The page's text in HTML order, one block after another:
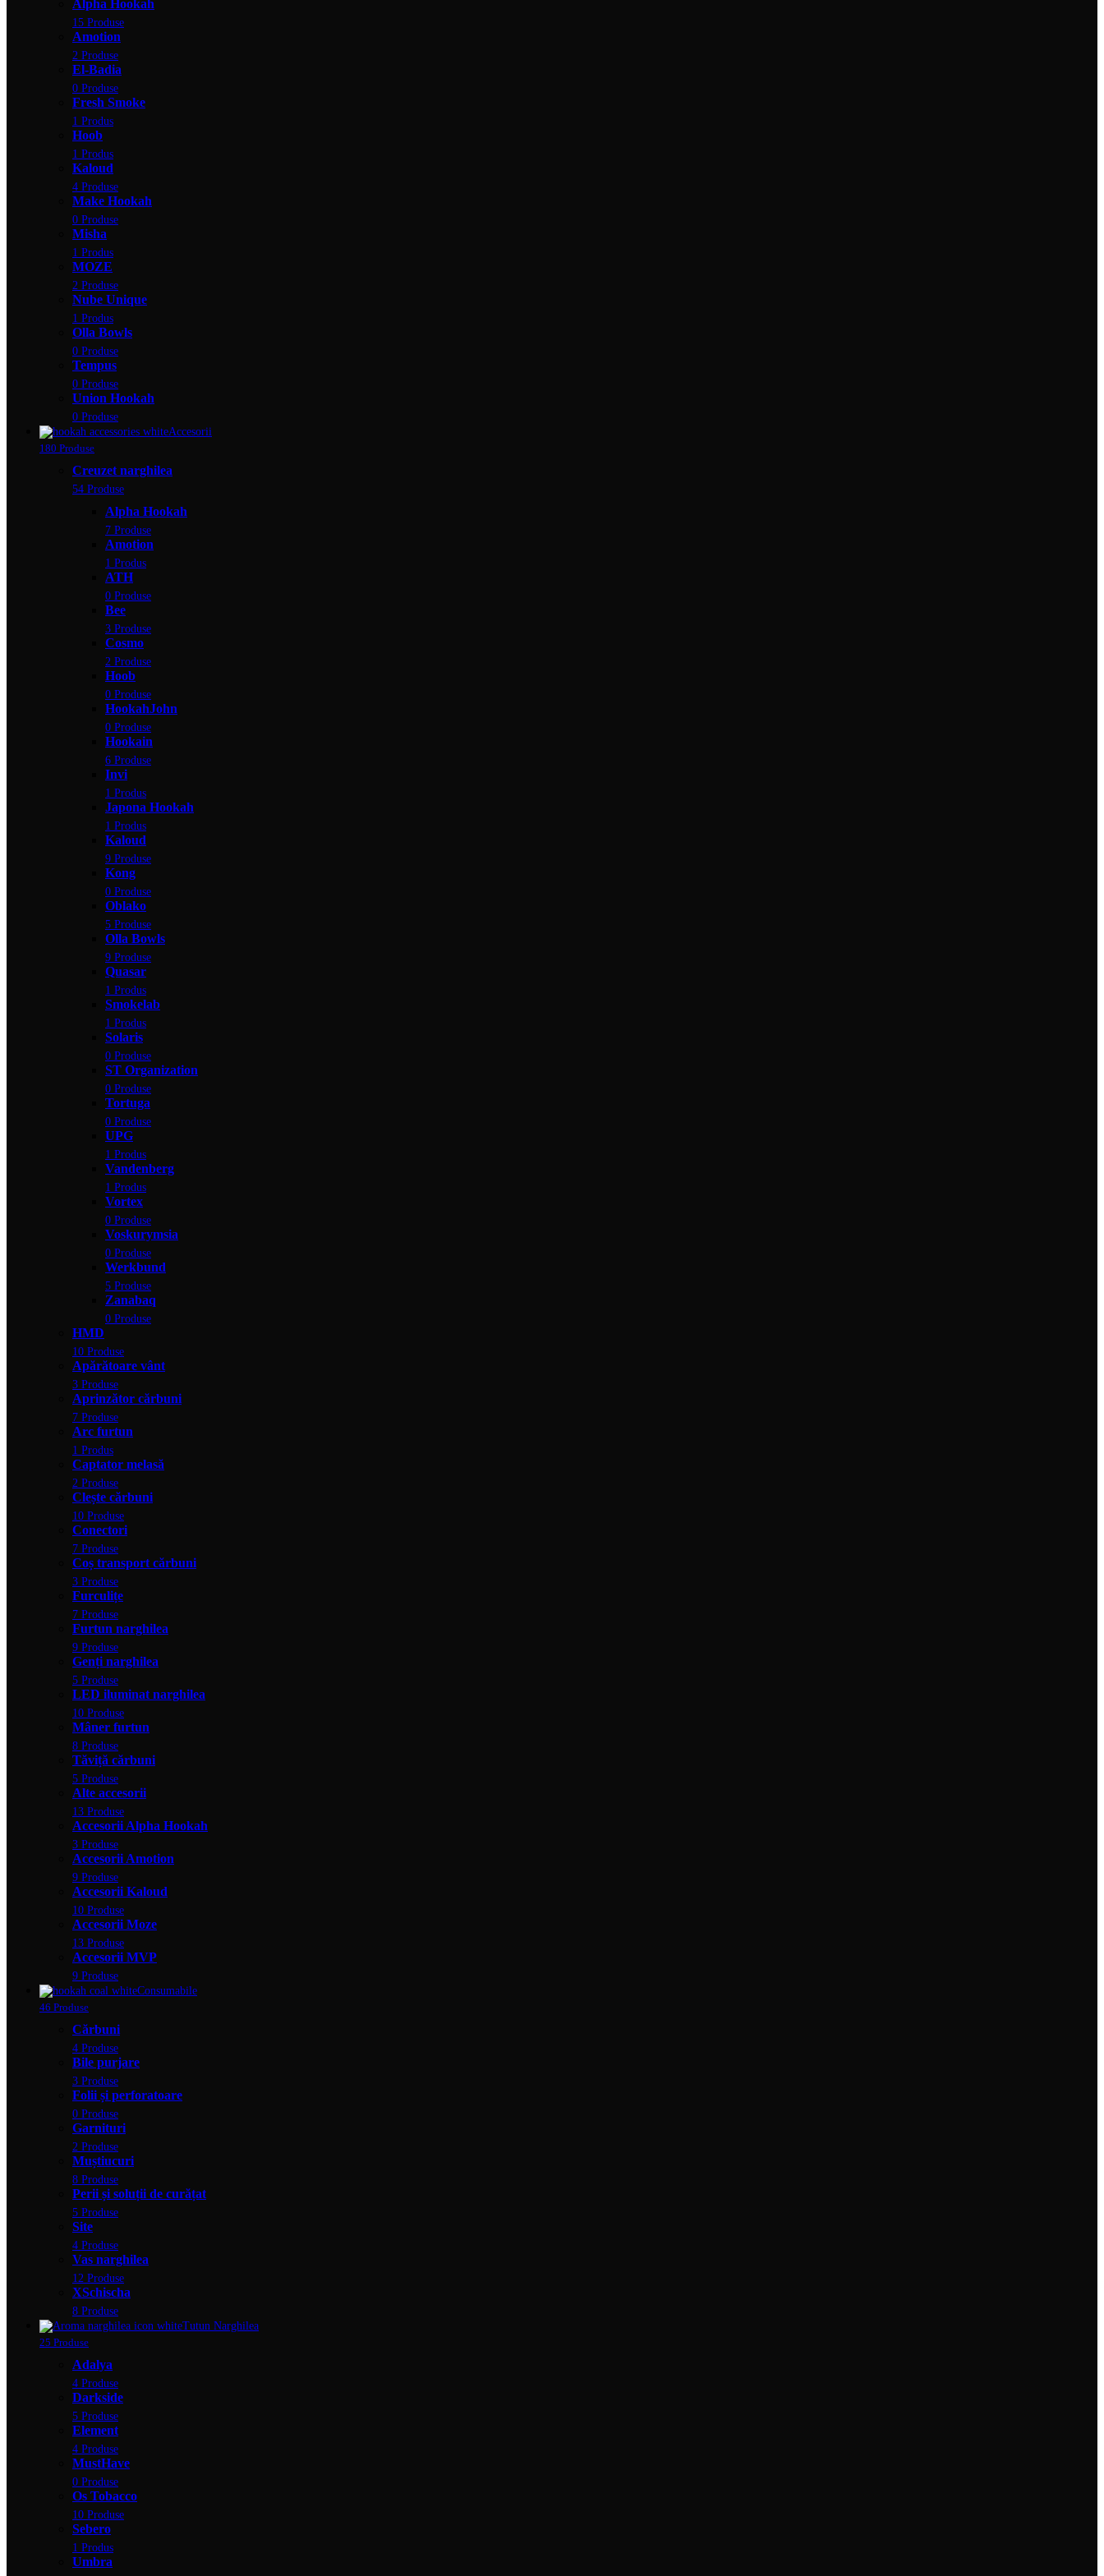
Alpha Hookah
15 Produse
Amotion
2 Produse
El-Badia
0 Produse
Fresh Smoke
1 Produs
Hoob
1 Produs
Kaloud
4 Produse
Make Hookah
0 Produse
Misha
1 Produs
MOZE
2 Produse
Nube Unique
1 Produs
Olla Bowls
0 Produse
Tempus
0 Produse
Union Hookah
0 Produse
Accesorii
180 Produse
Creuzet narghilea
54 Produse
Alpha Hookah
7 Produse
Amotion
1 Produs
ATH
0 Produse
Bee
3 Produse
Cosmo
2 Produse
Hoob
0 Produse
HookahJohn
0 Produse
Hookain
6 Produse
Invi
1 Produs
Japona Hookah
1 Produs
Kaloud
9 Produse
Kong
0 Produse
Oblako
5 Produse
Olla Bowls
9 Produse
Quasar
1 Produs
Smokelab
1 Produs
Solaris
0 Produse
ST Organization
0 Produse
Tortuga
0 Produse
UPG
1 Produs
Vandenberg
1 Produs
Vortex
0 Produse
Voskurymsia
0 Produse
Werkbund
5 Produse
Zanabaq
0 Produse
HMD
10 Produse
Apărătoare vânt
3 Produse
Aprinzător cărbuni
7 Produse
Arc furtun
1 Produs
Captator melasă
2 Produse
Clește cărbuni
10 Produse
Conectori
7 Produse
Coș transport cărbuni
3 Produse
Furculițe
7 Produse
Furtun narghilea
9 Produse
Genți narghilea
5 Produse
LED iluminat narghilea
10 Produse
Mâner furtun
8 Produse
Tăviță cărbuni
5 Produse
Alte accesorii
13 Produse
Accesorii Alpha Hookah
3 Produse
Accesorii Amotion
9 Produse
Accesorii Kaloud
10 Produse
Accesorii Moze
13 Produse
Accesorii MVP
9 Produse
Consumabile
46 Produse
Cărbuni
4 Produse
Bile purjare
3 Produse
Folii și perforatoare
0 Produse
Garnituri
2 Produse
Muștiucuri
8 Produse
Perii și soluții de curățat
5 Produse
Site
4 Produse
Vas narghilea
12 Produse
XSchischa
8 Produse
Tutun Narghilea
25 Produse
Adalya
4 Produse
Darkside
5 Produse
Element
4 Produse
MustHave
0 Produse
Os Tobacco
10 Produse
Sebero
1 Produs
Umbra